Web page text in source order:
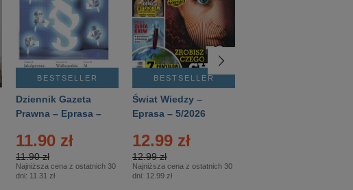
BESTSELLER
Dziennik Gazeta
Prawna – Eprasa –
11.90 zł
11.90 zł
Najniższa cena z ostatnich 30
dni: 11.31 zł
BESTSELLER
Świat Wiedzy –
Eprasa – 5/2026
12.99 zł
12.99 zł
Najniższa cena z ostatnich 30
dni: 12.99 zł